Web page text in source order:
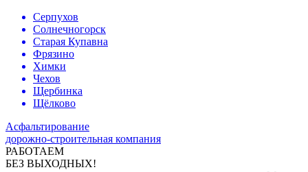
Серпухов
Солнечногорск
Старая Купавна
Фрязино
Химки
Чехов
Щербинка
Щёлково
Асфальтирование
дорожно-строительная компания
РАБОТАЕМ
БЕЗ ВЫХОДНЫХ!